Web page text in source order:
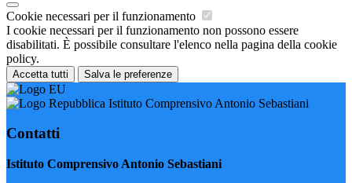
Cookie necessari per il funzionamento
I cookie necessari per il funzionamento non possono essere
disabilitati. È possibile consultare l'elenco nella pagina della cookie
policy.
Accetta tutti Salva le preferenze
Istituto Comprensivo Antonio Sebastiani
Contatti
Istituto Comprensivo Antonio Sebastiani